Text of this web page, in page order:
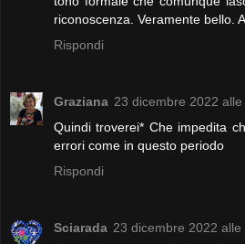
riconoscenza. Veramente bello.
Rispondi
Graziana 23 dicembre 2022 alle
Quindi troverei* Che impedita
errori come in questo periodo
Rispondi
Sciarada 23 dicembre 2022 alle